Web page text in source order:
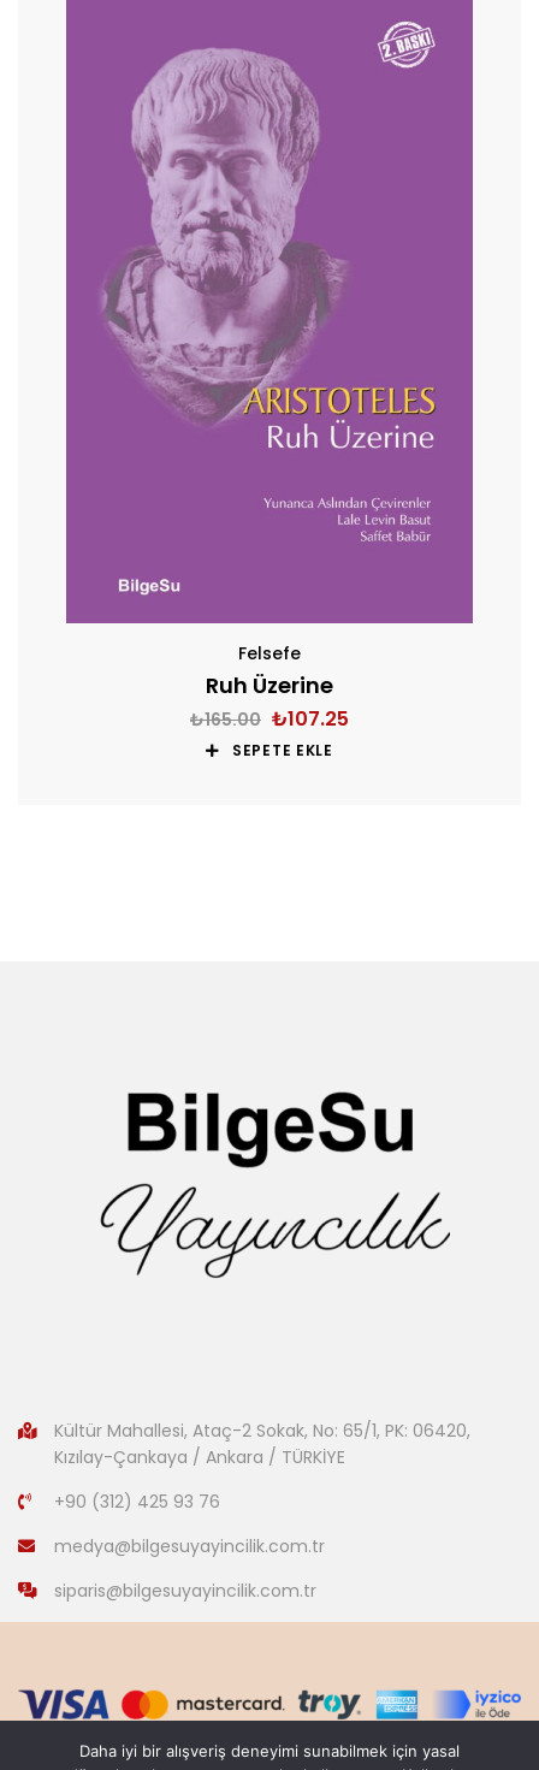
Felsefe
Ruh Üzerine
₺165.00 ₺107.25
SEPETE EKLE
Kültür Mahallesi, Ataç-2 Sokak, No: 65/1, PK: 06420,
Kızılay-Çankaya / Ankara / TÜRKİYE
+90 (312) 425 93 76
medya@bilgesuyayincilik.com.tr
siparis@bilgesuyayincilik.com.tr
Daha iyi bir alışveriş deneyimi sunabilmek için yasal